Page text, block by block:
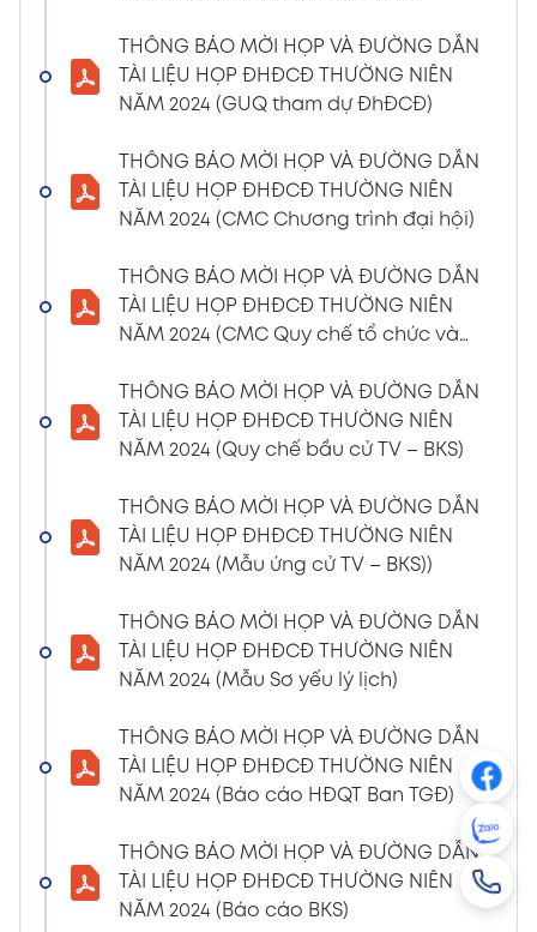
hiện quyền tham dự ĐHĐCĐ thường niên
năm 2024
30/01/2024
BÁO CÁO TÌNH HÌNH QUẢN TRỊ NĂM 2023
17/01/2024
Nghị quyết HĐQT số 02 về việc CMC thông
qua việc chốt ngày đăng ký cuối cùng để
thực hiện quyền nhận lãi Trái Phiếu
Xem PDF
NGHỊ QUYẾT SỐ 01/2024/NQ-HĐQT VỀ VIỆC
GÓP VỐN THÀNH LẬP CÔNG TY TNHH ĐẦU
08/01/2024
4:38 PM
CHỨNG NHẬN ĐĂNG KÝ HOẠT ĐỘNG CHI
NHÁNH MÃ SỐ 2600106523-002
Xem PDF
04/01/2024
CBTT VỀ QUYẾT ĐỊNH MIỄN NHIỆM PTGĐ
04/01/2024
CBTT VỀ QUYẾT ĐỊNH BỔ NHIỆM PTGĐ KHỐI
HỖ TRỢ
Xem PDF
18/12/2023
4:48 PM
THÔNG BÁO MỜI HỌP VÀ ĐƯỜNG DẪN
TÀI LIỆU HỌP ĐHĐCĐ THƯỜNG NIÊN
NĂM 2024 (GUQ tham dự ĐhĐCĐ)
THÔNG BÁO MỜI HỌP VÀ ĐƯỜNG DẪN
TÀI LIỆU HỌP ĐHĐCĐ THƯỜNG NIÊN
NĂM 2024 (CMC Chương trình đại hội)
THÔNG BÁO MỜI HỌP VÀ ĐƯỜNG DẪN
TÀI LIỆU HỌP ĐHĐCĐ THƯỜNG NIÊN
NĂM 2024 (CMC Quy chế tổ chức và
THÔNG BÁO MỜI HỌP VÀ ĐƯỜNG DẪN
TÀI LIỆU HỌP ĐHĐCĐ THƯỜNG NIÊN
NĂM 2024 (Quy chế bầu cử TV – BKS)
THÔNG BÁO MỜI HỌP VÀ ĐƯỜNG DẪN
TÀI LIỆU HỌP ĐHĐCĐ THƯỜNG NIÊN
NĂM 2024 (Mẫu ứng cử TV – BKS))
THÔNG BÁO MỜI HỌP VÀ ĐƯỜNG DẪN
TÀI LIỆU HỌP ĐHĐCĐ THƯỜNG NIÊN
NĂM 2024 (Mẫu Sơ yếu lý lịch)
THÔNG BÁO MỜI HỌP VÀ ĐƯỜNG DẪN
TÀI LIỆU HỌP ĐHĐCĐ THƯỜNG NIÊN
NĂM 2024 (Báo cáo HĐQT Ban TGĐ)
THÔNG BÁO MỜI HỌP VÀ ĐƯỜNG DẪN
TÀI LIỆU HỌP ĐHĐCĐ THƯỜNG NIÊN
NĂM 2024 (Báo cáo BKS)